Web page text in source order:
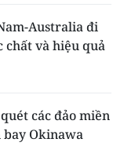
Australia đi
chất và hiệu quả
các đảo miền
bay Okinawa